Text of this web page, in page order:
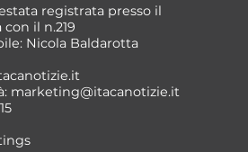
registrata presso il
il n.219
Nicola Baldarotta
marketing@itacanotizie.it